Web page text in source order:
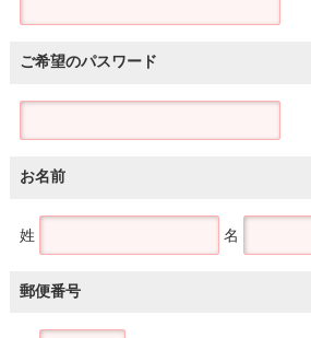
ご希望のパスワード
お名前
姓 名
郵便番号